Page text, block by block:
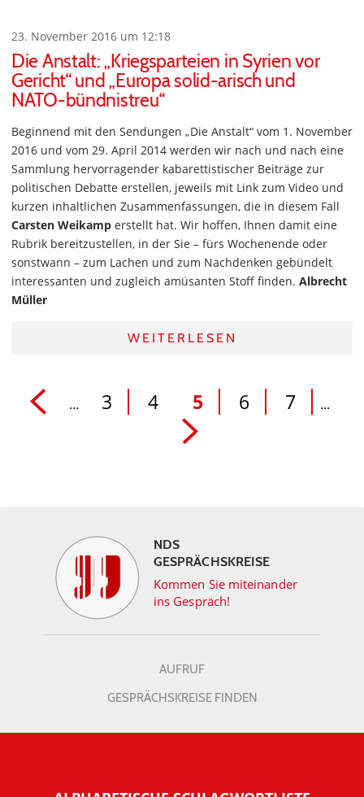
23. November 2016 um 12:18
Die Anstalt: „Kriegsparteien in Syrien vor
Gericht“ und „Europa solid-arisch und
NATO-bündnistreu“
Beginnend mit den Sendungen „Die Anstalt“ vom 1. November
2016 und vom 29. April 2014 werden wir nach und nach eine
Sammlung hervorragender kabarettistischer Beiträge zur
politischen Debatte erstellen, jeweils mit Link zum Video und
kurzen inhaltlichen Zusammenfassungen, die in diesem Fall
Carsten Weikamp erstellt hat. Wir hoffen, Ihnen damit eine
Rubrik bereitzustellen, in der Sie – fürs Wochenende oder
sonstwann – zum Lachen und zum Nachdenken gebündelt
interessanten und zugleich amüsanten Stoff finden. Albrecht
Müller
WEITERLESEN
... 3 4 5 6 7 ...
NDS
GESPRÄCHSKREISE
Kommen Sie miteinander
ins Gespräch!
AUFRUF
GESPRÄCHSKREISE FINDEN